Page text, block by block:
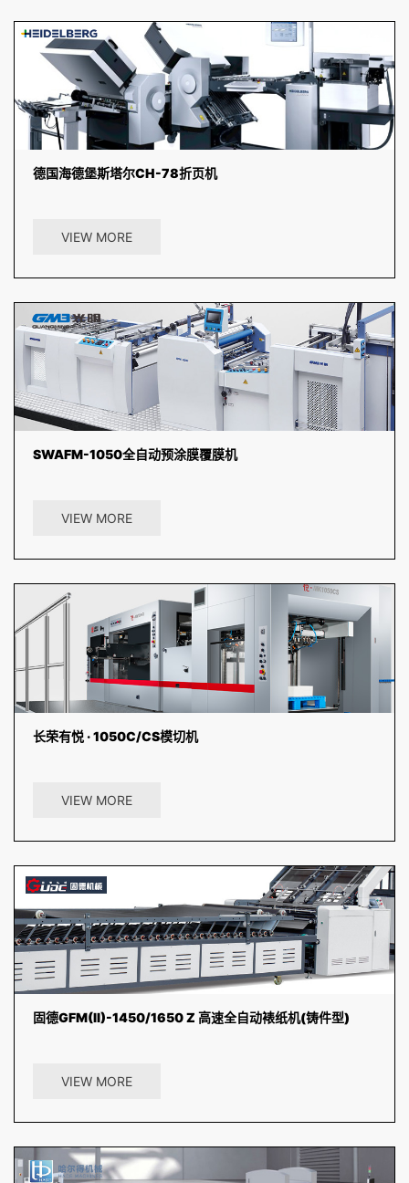
德国海德堡斯塔尔CH-78折页机
VIEW MORE
SWAFM-1050全自动预涂膜覆膜机
纸机构，伺服控制飞达、光电控制缺、断纸自动停机装置，...
VIEW MORE
长荣有悦 · 1050C/CS模切机
VIEW MORE
固德GFM(II)-1450/1650 Z 高速全自动裱纸机(铸件型)
VIEW MORE